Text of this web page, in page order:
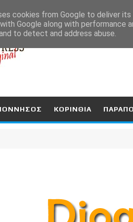
ΚΟΡΙΝΘΙΑ
cookies from Google to deliver
Google along with performance
to detect and address abuse.